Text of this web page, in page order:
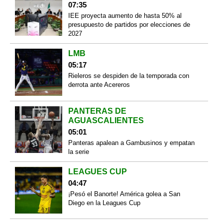
07:35
IEE proyecta aumento de hasta 50% al
presupuesto de partidos por elecciones de
2027
LMB
05:17
Rieleros se despiden de la temporada con
derrota ante Acereros
PANTERAS DE
AGUASCALIENTES
05:01
Panteras apalean a Gambusinos y empatan
la serie
LEAGUES CUP
04:47
¡Pesó el Banorte! América golea a San
Diego en la Leagues Cup